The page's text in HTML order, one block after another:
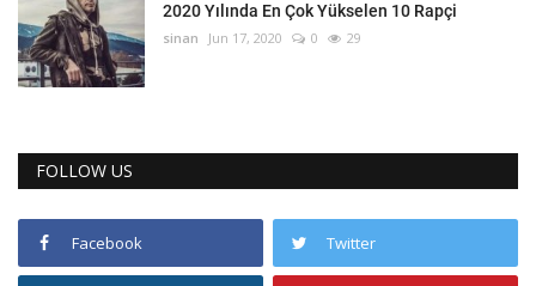
2020 Yılında En Çok Yükselen 10 Rapçi
sinan Jun 17, 2020 0 29
FOLLOW US
Facebook Twitter